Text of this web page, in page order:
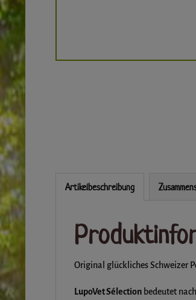
Artikelbeschreibung
Original glückliches Schweizer
LupoVet Sélection bedeutet